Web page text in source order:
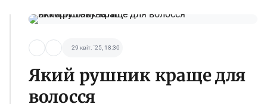
29 квіт. '25, 18:30
Який рушник краще для
волосся